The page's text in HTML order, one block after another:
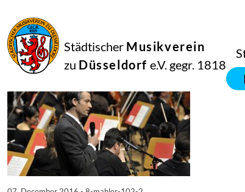
Städtischer Musikverein
zu Düsseldorf e.V. gegr. 1818
Dezember
2016
Manfred Hill
8. Mahler 102